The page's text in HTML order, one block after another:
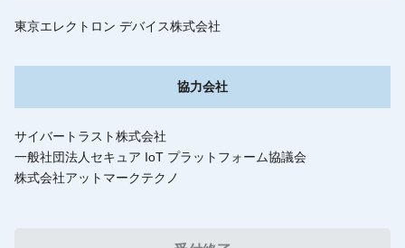
東京エレクトロン デバイス株式会社
協力会社
サイバートラスト株式会社
一般社団法人セキュア IoT プラットフォーム協議会
株式会社アットマークテクノ